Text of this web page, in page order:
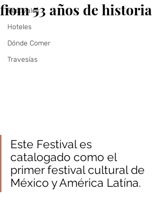
Festivales
Hoteles
Dónde Comer
Travesías
fiom 53 años de historia
Este Festival es
catalogado como el
primer festival cultural de
México y América Latína.